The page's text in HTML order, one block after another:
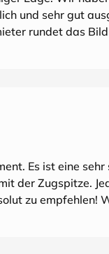
und sehr gut
rundet das
Es ist eine
der Zugspitze.
zu empfehlen!